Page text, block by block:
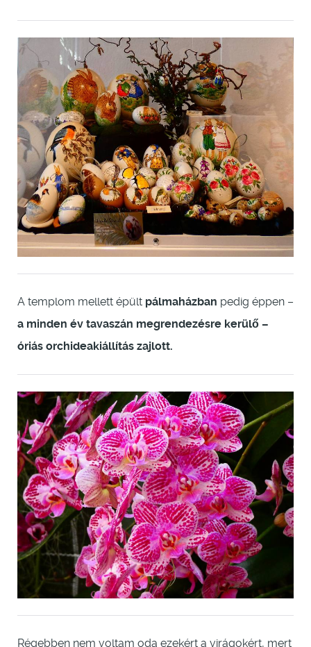
A templom mellett épült pálmaházban pedig éppen –
a minden év tavaszán megrendezésre kerülő –
óriás orchideakiállítás zajlott.
Régebben nem voltam oda ezekért a virágokért, mert